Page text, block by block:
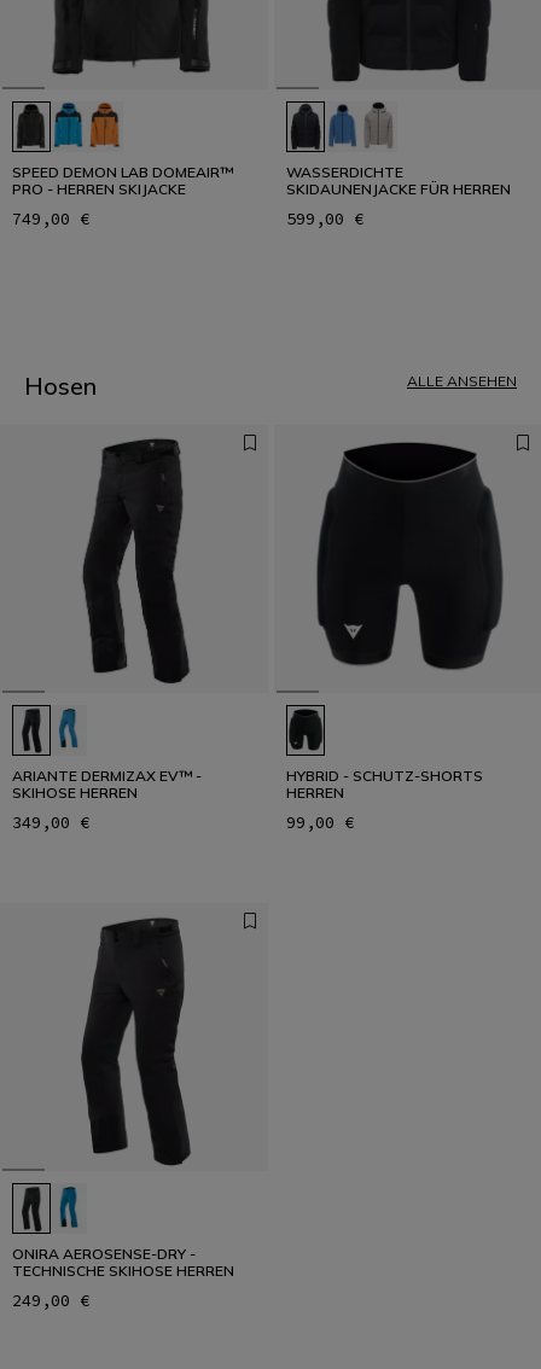
SPEED DEMON LAB DOMEAIR™
PRO - HERREN SKIJACKE
749,00 €
WASSERDICHTE
SKIDAUNENJACKE FÜR HERREN
599,00 €
Hosen ALLE ANSEHEN
ARIANTE DERMIZAX EV™ -
SKIHOSE HERREN
349,00 €
HYBRID - SCHUTZ-SHORTS
HERREN
99,00 €
ONIRA AEROSENSE-DRY -
TECHNISCHE SKIHOSE HERREN
249,00 €